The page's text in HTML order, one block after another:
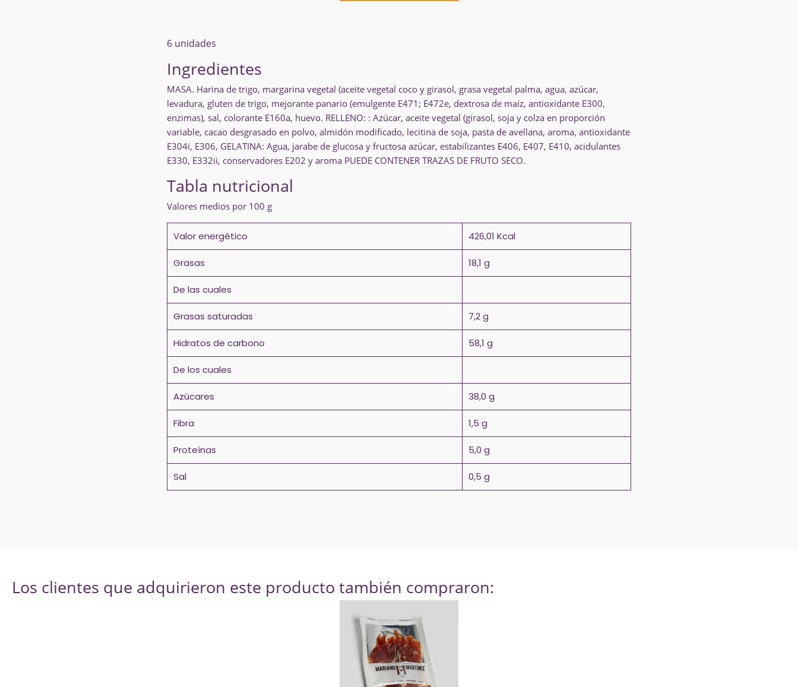
6 unidades
Ingredientes
MASA. Harina de trigo, margarina vegetal (aceite vegetal coco y girasol, grasa vegetal palma, agua, azúcar,
levadura, gluten de trigo, mejorante panario (emulgente E471; E472e, dextrosa de maíz, antioxidante E300,
enzimas), sal, colorante E160a, huevo. RELLENO: : Azúcar, aceite vegetal (girasol, soja y colza en proporción
variable, cacao desgrasado en polvo, almidón modificado, lecitina de soja, pasta de avellana, aroma, antioxidante
E304i, E306, GELATINA: Agua, jarabe de glucosa y fructosa azúcar, estabilizantes E406, E407, E410, acidulantes
E330, E332ii, conservadores E202 y aroma PUEDE CONTENER TRAZAS DE FRUTO SECO.
Tabla nutricional
Valores medios por 100 g
Valor energético 426,01 Kcal
Grasas 18,1 g
De las cuales
Grasas saturadas 7,2 g
Hidratos de carbono 58,1 g
De los cuales
Azúcares 38,0 g
Fibra 1,5 g
Proteínas 5,0 g
Sal 0,5 g
Los clientes que adquirieron este producto también compraron: